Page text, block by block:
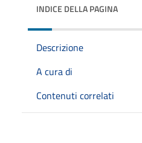
INDICE DELLA PAGINA
Descrizione
A cura di
Contenuti correlati